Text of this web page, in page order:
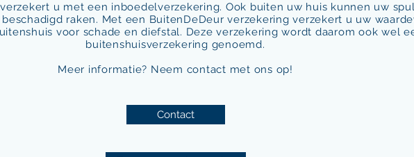
u met een inboedelverzekering. Ook buiten uw huis kunnen uw
raken. Met een BuitenDeDeur verzekering verzekert u uw
voor schade en diefstal. Deze verzekering wordt daarom ook wel
buitenshuisverzekering genoemd.
Meer informatie? Neem contact met ons op!
Contact